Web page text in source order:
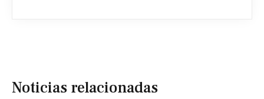
Noticias relacionadas